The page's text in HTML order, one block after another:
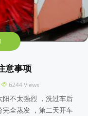
意事项
6244Views
不太强烈 ，洗过车后
完全蒸发 ，第二天开车